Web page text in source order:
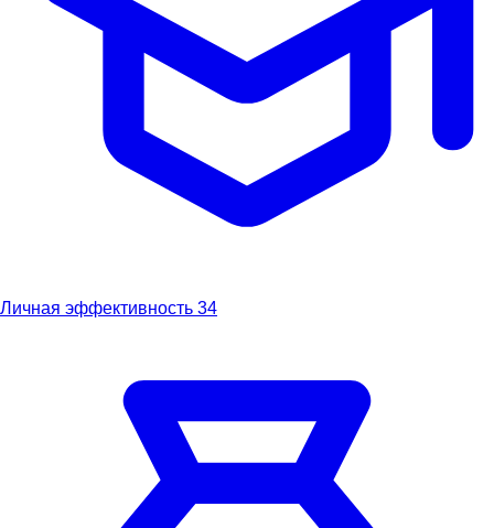
Личная эффективность 34